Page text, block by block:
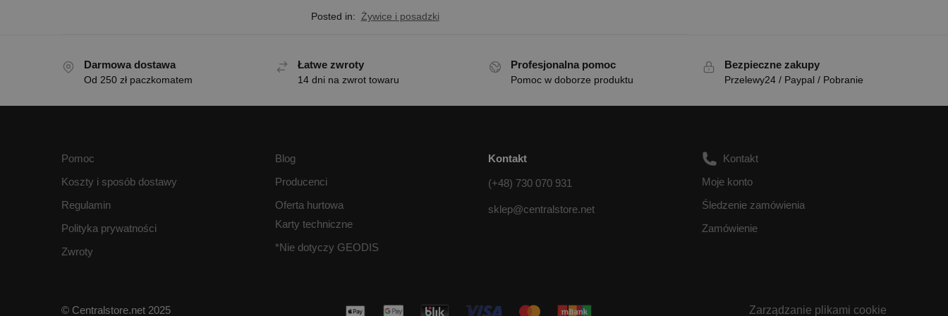
Posted in: Żywice i posadzki
Darmowa dostawa
Od 250 zł paczkomatem
Łatwe zwroty
14 dni na zwrot towaru
Profesjonalna pomoc
Pomoc w doborze produktu
Bezpieczne zakupy
Przelewy24 / Paypal / Pobranie
Pomoc
Koszty i sposób dostawy
Regulamin
Polityka prywatności
Zwroty
Blog
Producenci
Oferta hurtowa
Karty techniczne
*Nie dotyczy GEODIS
Kontakt
(+48) 730 070 931
sklep@centralstore.net
Kontakt
Moje konto
Śledzenie zamówienia
Zamówienie
© Centralstore.net 2025 Zarządzanie plikami cookie